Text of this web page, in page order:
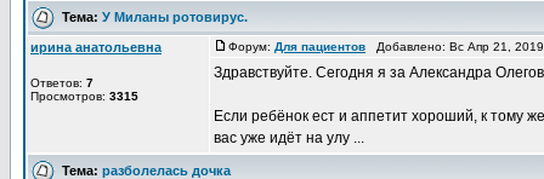
Тема: У Миланы ротовирус.
ирина анатольевна
Ответов: 7
Просмотров: 3315
Форум: Для пациентов Добавлено: Вс Апр 21,
Здравствуйте. Сегодня я за Александра
Если ребёнок ест и аппетит хороший, к тому
вас уже идёт на улу ...
Тема: разболелась дочка